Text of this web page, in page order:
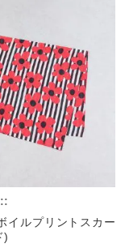
イルプリントスカー
)